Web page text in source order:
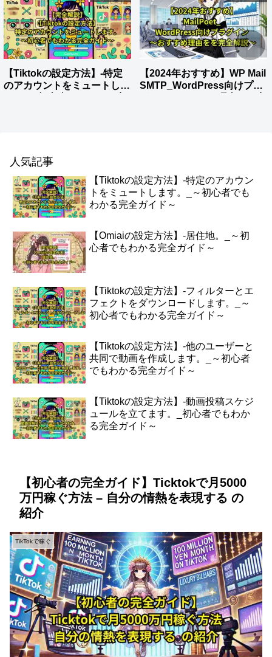
【Tiktokの設定方法】-特定
のアカウントをミュートしま
【2024年おすすめ】WP Mail
SMTP_WordPress向けプラ
人気記事
【Tiktokの設定方法】-特定のアカウン
トをミュートします。_～初心者でも
わかる完全ガイド～
【Omiaiの設定方法】-居住地。_～初
心者でもわかる完全ガイド～
【Tiktokの設定方法】-フィルターとエ
フェクトをダウンロードします。_～
初心者でもわかる完全ガイド～
【Tiktokの設定方法】-他のユーザーと
共同で動画を作成します。_～初心者
でもわかる完全ガイド～
【Tiktokの設定方法】-動画投稿スケジ
ュールを立てます。_初心者でもわか
る完全ガイド～
【初心者の完全ガイド】Ticktokで月5000
万円稼ぐ方法 – 自分の情熱を表現する の
紹介
TikTokで稼ぐ